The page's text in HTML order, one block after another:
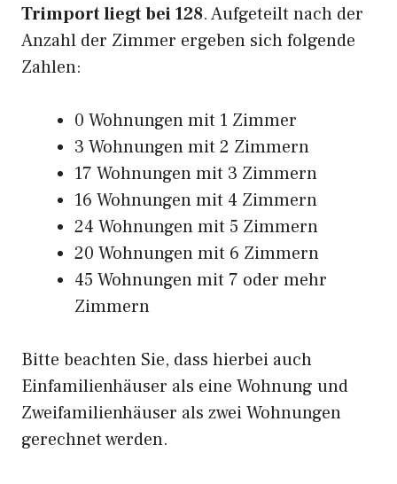
Trimport liegt bei 128. Aufgeteilt nach der
Anzahl der Zimmer ergeben sich folgende
Zahlen:
0 Wohnungen mit 1 Zimmer
3 Wohnungen mit 2 Zimmern
17 Wohnungen mit 3 Zimmern
16 Wohnungen mit 4 Zimmern
24 Wohnungen mit 5 Zimmern
20 Wohnungen mit 6 Zimmern
45 Wohnungen mit 7 oder mehr
Zimmern
Bitte beachten Sie, dass hierbei auch
Einfamilienhäuser als eine Wohnung und
Zweifamilienhäuser als zwei Wohnungen
gerechnet werden.